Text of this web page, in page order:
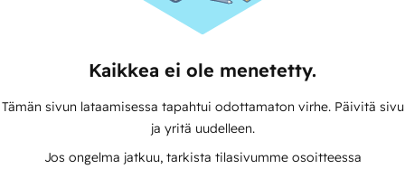
Kaikkea ei ole menetetty.
Tämän sivun lataamisessa tapahtui odottamaton virhe. Päivitä sivu
ja yritä uudelleen.
Jos ongelma jatkuu, tarkista tilasivumme osoitteessa